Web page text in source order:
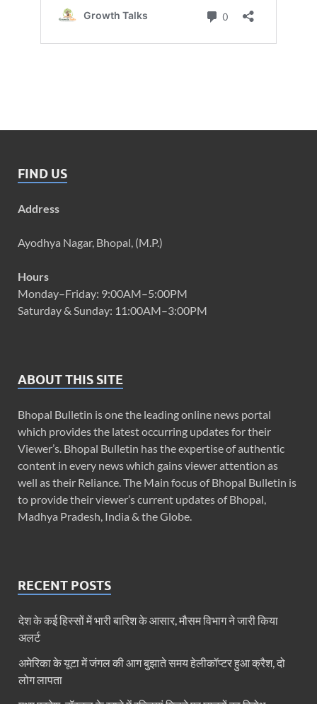
FIND US
Address
Ayodhya Nagar, Bhopal, (M.P.)
Hours
Monday–Friday: 9:00AM–5:00PM
Saturday & Sunday: 11:00AM–3:00PM
ABOUT THIS SITE
Bhopal Bulletin is one the leading online news portal
which provides the latest occurring updates for their
Viewer’s. Bhopal Bulletin has the expertise of authentic
content in every news which gains viewer attention as
well as their Reliance. The Main focus of Bhopal Bulletin is
to provide their viewer’s current updates of Bhopal,
Madhya Pradesh, India & the Globe.
RECENT POSTS
देश के कई हिस्सों में भारी बारिश के आसार, मौसम विभाग ने जारी किया
अलर्ट
अमेरिका के यूटा में जंगल की आग बुझाते समय हेलीकॉप्टर हुआ क्रैश, दो
लोग लापता